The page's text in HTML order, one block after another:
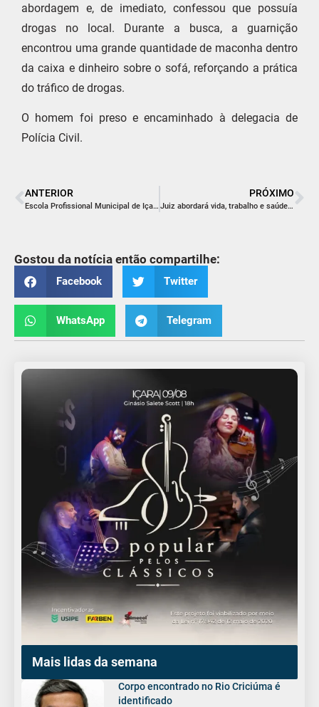
abordagem e, de imediato, confessou que possuía
drogas no local. Durante a busca, a guarnição
encontrou uma grande quantidade de maconha dentro
da caixa e dinheiro sobre o sofá, reforçando a prática
do tráfico de drogas.
O homem foi preso e encaminhado à delegacia de
Polícia Civil.
ANTERIOR
Escola Profissional Municipal de Içara inicia novo ciclo de aprendizado e qualificação
PRÓXIMO
Juiz abordará vida, trabalho e saúde em palestra na Associação Empresarial de Içara
Gostou da notícia então compartilhe:
Facebook Twitter
WhatsApp Telegram
Mais lidas da semana
Corpo encontrado no Rio Criciúma é
identificado